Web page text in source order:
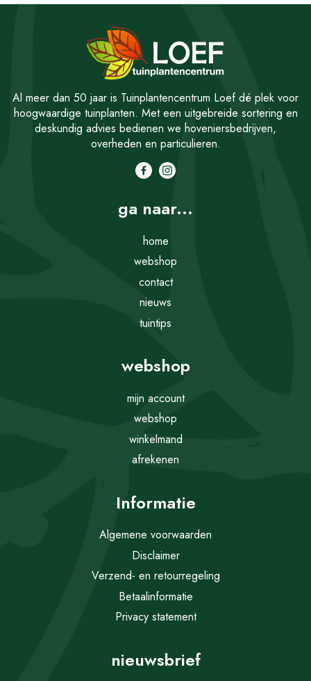
Al meer dan 50 jaar is Tuinplantencentrum Loef dé plek voor
hoogwaardige tuinplanten. Met een uitgebreide sortering en
deskundig advies bedienen we hoveniersbedrijven,
overheden en particulieren.
ga naar...
home
webshop
contact
nieuws
tuintips
webshop
mijn account
webshop
winkelmand
afrekenen
Informatie
Algemene voorwaarden
Disclaimer
Verzend- en retourregeling
Betaalinformatie
Privacy statement
nieuwsbrief